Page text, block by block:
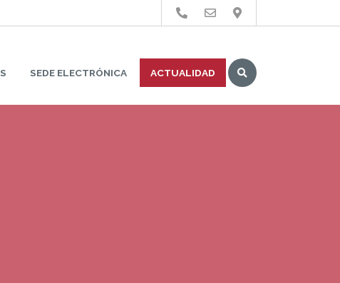
SEDE ELECTRÓNICA ACTUALIDAD
Buscar